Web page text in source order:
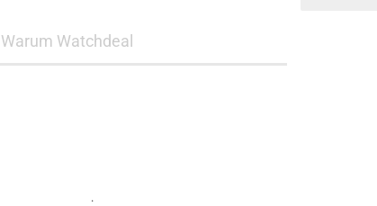
Warum Watchdeal
.